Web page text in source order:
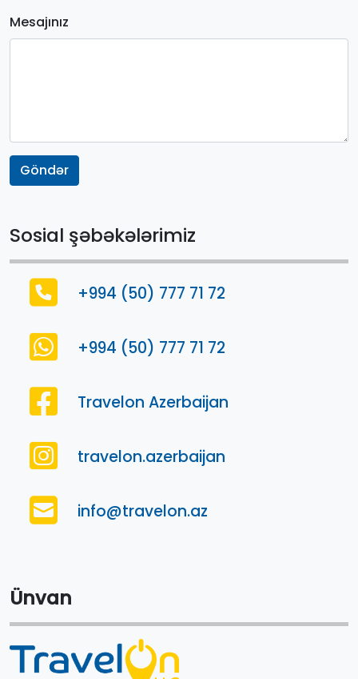
Mesajınız
Göndər
Sosial şəbəkələrimiz
+994 (50) 777 71 72
+994 (50) 777 71 72
Travelon Azerbaijan
travelon.azerbaijan
info@travelon.az
Ünvan